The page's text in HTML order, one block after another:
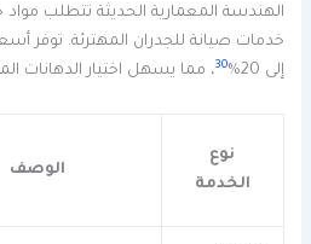
الهندسة المعمارية الحديثة تتطلب
خدمات صيانة للجدران المهترئة. توفر
إلى 20%
30، مما يسهل اختيار الدهانات
نوع
الخدمة
الوصف